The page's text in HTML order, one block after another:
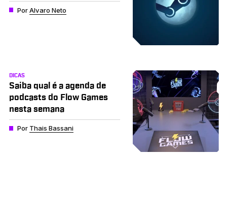
PorAlvaro Neto
DICAS
Saiba qual é a agenda de
podcasts do Flow Games
nesta semana
Por Thais Bassani